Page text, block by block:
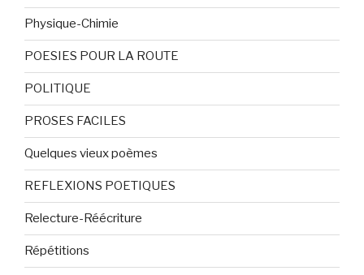
Physique-Chimie
POESIES POUR LA ROUTE
POLITIQUE
PROSES FACILES
Quelques vieux poèmes
REFLEXIONS POETIQUES
Relecture-Réécriture
Répétitions